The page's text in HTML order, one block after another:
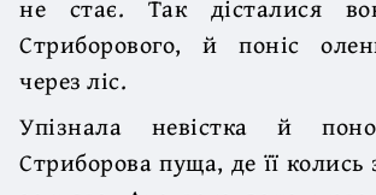
не стає. Так дісталися
Стриборового, й поніс
через ліс.
Упізнала невістка й
Стриборова пуща, де її колись